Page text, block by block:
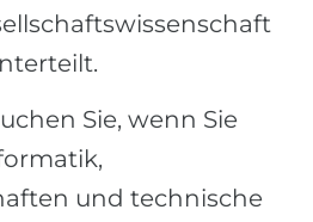
werden
Sie, wenn Sie
und technische